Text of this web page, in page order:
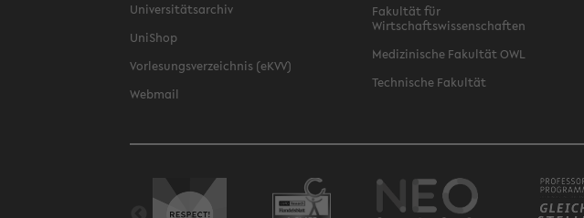
Universitätsarchiv
UniShop
Vorlesungsverzeichnis (eKVV)
Webmail
Fakultät für
Wirtschaftswissenschaften
Medizinische Fakultät OWL
Technische Fakultät